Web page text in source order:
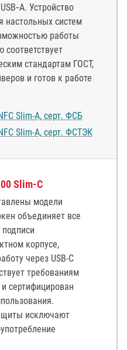
Устройство
систем
работы
соответствует
стандартам ГОСТ,
и готов к работе
Slim-A, серт. ФСБ
Slim-A, серт. ФСТЭК
Slim-С
модели
объединяет все
корпусе,
через USB-C
требованиям
сертифицирован
исключают